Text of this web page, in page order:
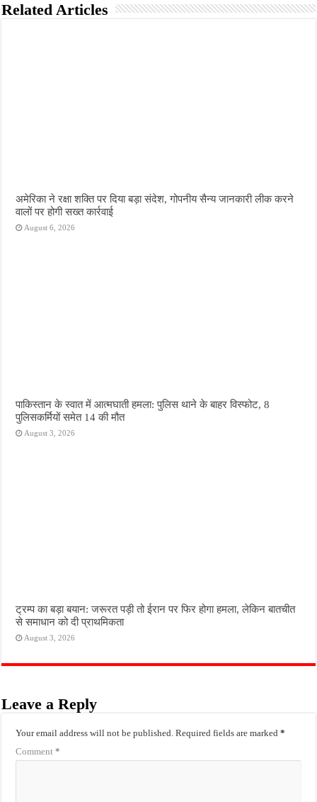
Related Articles
अमेरिका ने रक्षा शक्ति पर दिया बड़ा संदेश, गोपनीय सैन्य जानकारी लीक करने
वालों पर होगी सख्त कार्रवाई
August 6, 2026
पाकिस्तान के स्वात में आत्मघाती हमला: पुलिस थाने के बाहर विस्फोट, 8
पुलिसकर्मियों समेत 14 की मौत
August 3, 2026
ट्रम्प का बड़ा बयान: जरूरत पड़ी तो ईरान पर फिर होगा हमला, लेकिन बातचीत
से समाधान को दी प्राथमिकता
August 3, 2026
Leave a Reply
Your email address will not be published. Required fields are marked*
Comment*